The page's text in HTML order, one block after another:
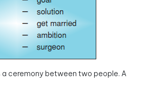
ceremony between two people. A